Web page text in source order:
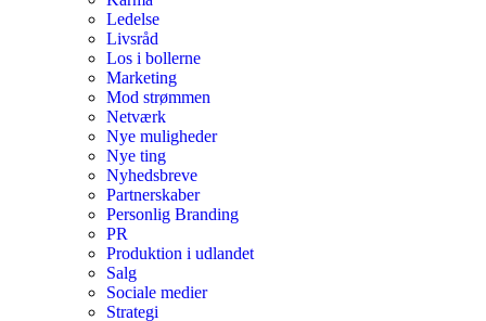
Ledelse
Livsråd
Los i bollerne
Marketing
Mod strømmen
Netværk
Nye muligheder
Nye ting
Nyhedsbreve
Partnerskaber
Personlig Branding
PR
Produktion i udlandet
Salg
Sociale medier
Strategi